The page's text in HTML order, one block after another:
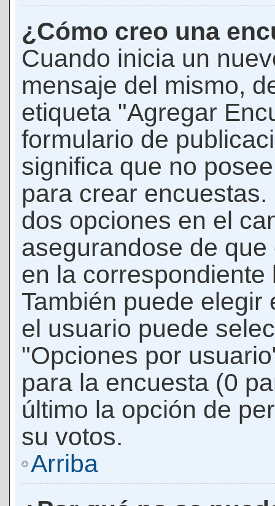
¿Cómo creo una
Cuando inicia un
mensaje del mismo,
etiqueta "Agregar
formulario de
significa que no
para crear
dos opciones en el
asegurandose de
en la
También puede
el usuario puede
"Opciones por
para la encuesta (0
último la opción de
su votos.
Arriba